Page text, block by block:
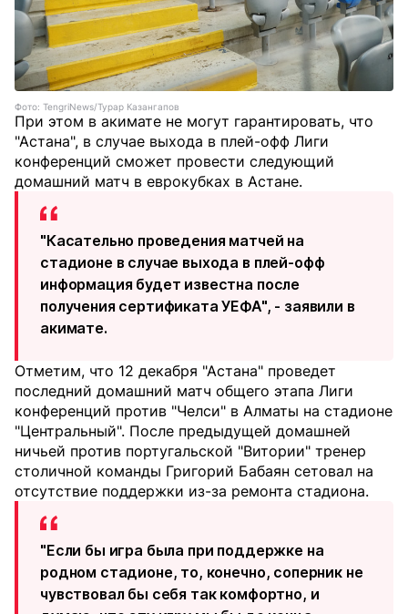
Фото: TengriNews/Турар Казангапов
При этом в акимате не могут гарантировать, что
"Астана", в случае выхода в плей-офф Лиги
конференций сможет провести следующий
домашний матч в еврокубках в Астане.
"Касательно проведения матчей на
стадионе в случае выхода в плей-офф
информация будет известна после
получения сертификата УЕФА", - заявили в
акимате.
Отметим, что 12 декабря "Астана" проведет
последний домашний матч общего этапа Лиги
конференций против "Челси" в Алматы на стадионе
"Центральный". После предыдущей домашней
ничьей против португальской "Витории" тренер
столичной команды Григорий Бабаян сетовал на
отсутствие поддержки из-за ремонта стадиона.
"Если бы игра была при поддержке на
родном стадионе, то, конечно, соперник не
чувствовал бы себя так комфортно, и